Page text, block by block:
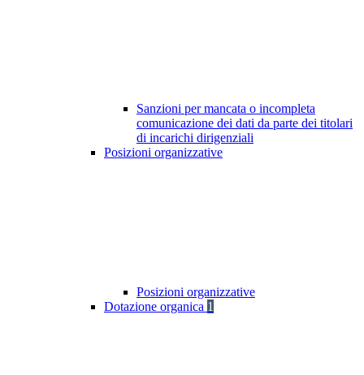
Sanzioni per mancata o incompleta
comunicazione dei dati da parte dei titolari
di incarichi dirigenziali
Posizioni organizzative
Posizioni organizzative
Dotazione organica 1